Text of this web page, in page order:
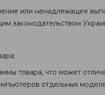
или ненадлежащее
законодательством
товара, что может
отдельных